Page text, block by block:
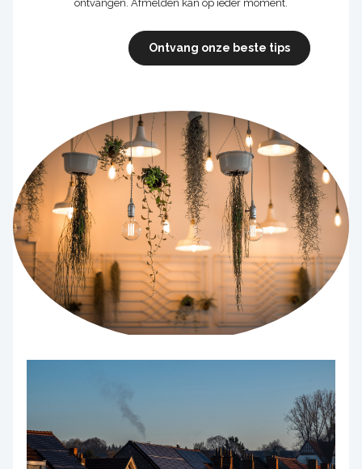
ontvangen. Afmelden kan op ieder moment.
Ontvang onze beste tips